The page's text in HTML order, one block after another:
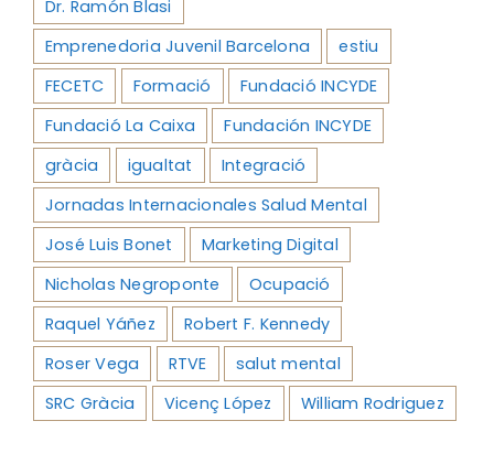
Dr. Ramón Blasi
Emprenedoria Juvenil Barcelona
estiu
FECETC
Formació
Fundació INCYDE
Fundació La Caixa
Fundación INCYDE
gràcia
igualtat
Integració
Jornadas Internacionales Salud Mental
José Luis Bonet
Marketing Digital
Nicholas Negroponte
Ocupació
Raquel Yáñez
Robert F. Kennedy
Roser Vega
RTVE
salut mental
SRC Gràcia
Vicenç López William Rodriguez